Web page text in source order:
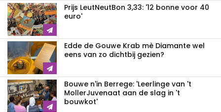
Prijs LeutNeutBon 3,33: '12 bonne voor 40
euro'
Edde de Gouwe Krab mè Diamante wel
eens van zo dichtbij gezien?
Bouwe n'in Berrege: 'Leerlinge van 't
MollerJuvenaat aan de slag in 't
bouwkot'